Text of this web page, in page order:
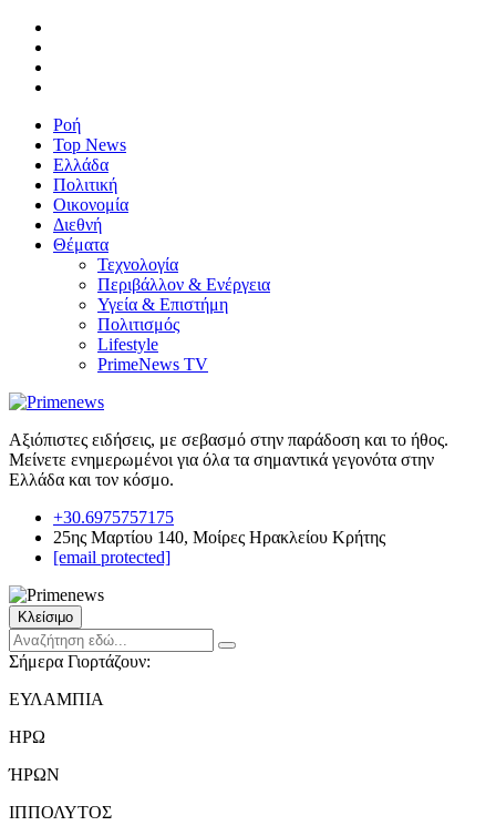
Ροή
Top News
Ελλάδα
Πολιτική
Οικονομία
Διεθνή
Θέματα
Τεχνολογία
Περιβάλλον & Ενέργεια
Υγεία & Επιστήμη
Πολιτισμός
Lifestyle
PrimeNews TV
Αξιόπιστες ειδήσεις, με σεβασμό στην παράδοση και το ήθος.
Μείνετε ενημερωμένοι για όλα τα σημαντικά γεγονότα στην
Ελλάδα και τον κόσμο.
+30.6975757175
25ης Μαρτίου 140, Μοίρες Ηρακλείου Κρήτης
[email protected]
Κλείσιμο
Σήμερα Γιορτάζουν:
ΕΥΛΑΜΠΙΑ
ΗΡΩ
ΉΡΩΝ
ΙΠΠΟΛΥΤΟΣ